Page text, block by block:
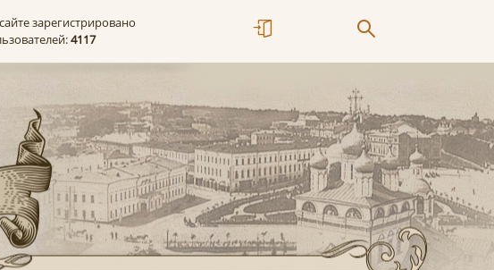
зарегистрировано
4117